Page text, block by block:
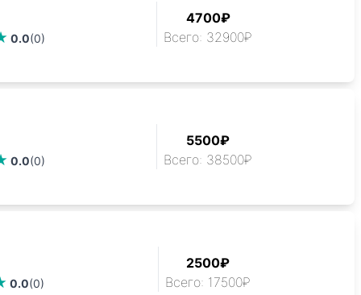
0.0(0)
4700₽
Всего: 32900₽
0.0(0)
5500₽
Всего: 38500₽
0.0(0)
2500₽
Всего: 17500₽